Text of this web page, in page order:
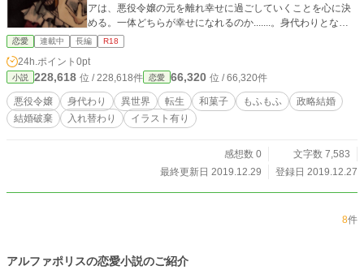
アは、悪役令嬢の元を離れ幸せに過ごしていくことを心に決
める。一体どちらが幸せになれるのか.......。身代わりとなっ
た光海の運命は如何に.......！？ 波乱万丈な人生が今、始まろ
うとしていた。 ※本作は すずひ と あんぱん の合作となりま
す。 R指定の話は☆が付きます
恋愛 連載中 長編 R18
24h.ポイント 0pt
小説 228,618 位 / 228,618件 恋愛 66,320 位 / 66,320件
悪役令嬢 身代わり 異世界 転生 和菓子 もふもふ
政略結婚
結婚破棄
入れ替わり イラスト有り
感想数 0
文字数 7,583
最終更新日 2019.12.29
登録日 2019.12.27
8件
アルファポリスの恋愛小説のご紹介